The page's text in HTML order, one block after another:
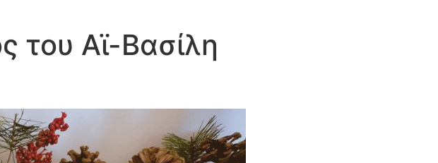
του Αϊ-Βασίλη